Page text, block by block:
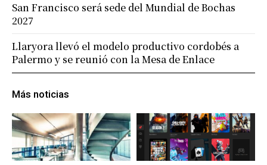
Más noticias
San Francisco será sede del Mundial de Bochas
2027
Llaryora llevó el modelo productivo cordobés a
Palermo y se reunió con la Mesa de Enlace